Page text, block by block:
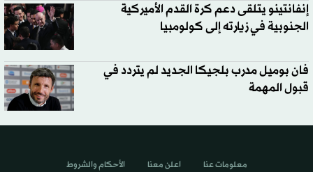
إنفانتينو يتلقى دعم كرة القدم الأميركية
الجنوبية في زيارته إلى كولومبيا
فان بوميل مدرب بلجيكا الجديد لم يتردد في
قبول المهمة
معلومات عنا اعلن معنا الأحكام والشروط